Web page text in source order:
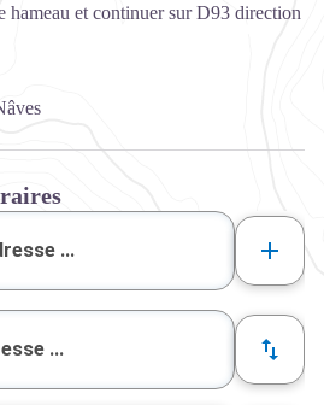
hameau et continuer sur D93 direction